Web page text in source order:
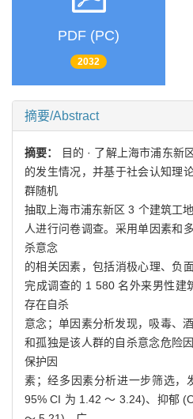
PDF (PC)
2032
摘要/Abstract
摘要：
目的 · 了解上海市浦东新
的发生情况，并基于社会认知理
群随机
抽取上海市浦东新区 3 个建筑工
人进行问卷调查。采用单因素和
杀意念
的相关因素，包括消极心理、负
完成调查的 1 580 名外来男性建
存在自杀
意念；单因素分析发现，吸毒、
和孤独是该人群的自杀意念危险
保护因
素；经多因素分析进一步筛选，
95% CI 为 1.42 ～ 3.24)、抑郁